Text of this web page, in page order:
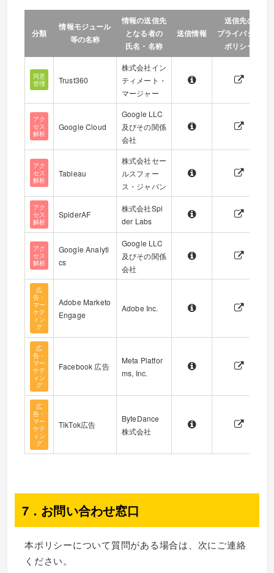
分類
情報モジュール
等の名称
情報の送信先
となる者の
氏名・名称
送信情報
送信先の
プライバシー
ポリシー
同意
管理
Trust360
株式会社イン
ティメート・
マージャー
アク
セス
解析
Google Cloud
Google LLC
及びその関係
会社
アク
セス
解析
Tableau
株式会社セー
ルスフォー
ス・ジャパン
アク
セス
解析
SpiderAF
株式会社Spi
der Labs
アク
セス
解析
Google Analyti
cs
Google LLC
及びその関係
会社
広
告・
マー
ケテ
ィン
グ
Adobe Marketo
Engage
Adobe Inc.
広
告・
マー
ケテ
ィン
グ
Facebook 広告
Meta Platfor
ms, Inc.
広
告・
マー
ケテ
ィン
グ
TikTok広告
ByteDance
株式会社
7．お問い合わせ窓口
本ポリシーについて質問がある場合は、次にご連絡
ください。